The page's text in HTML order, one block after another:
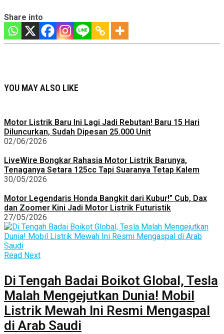
Share into
YOU MAY ALSO LIKE
Motor Listrik Baru Ini Lagi Jadi Rebutan! Baru 15 Hari
Diluncurkan, Sudah Dipesan 25.000 Unit
02/06/2026
LiveWire Bongkar Rahasia Motor Listrik Barunya,
Tenaganya Setara 125cc Tapi Suaranya Tetap Kalem
30/05/2026
Motor Legendaris Honda Bangkit dari Kubur!” Cub, Dax
dan Zoomer Kini Jadi Motor Listrik Futuristik
27/05/2026
Read Next
Di Tengah Badai Boikot Global, Tesla
Malah Mengejutkan Dunia! Mobil
Listrik Mewah Ini Resmi Mengaspal
di Arab Saudi